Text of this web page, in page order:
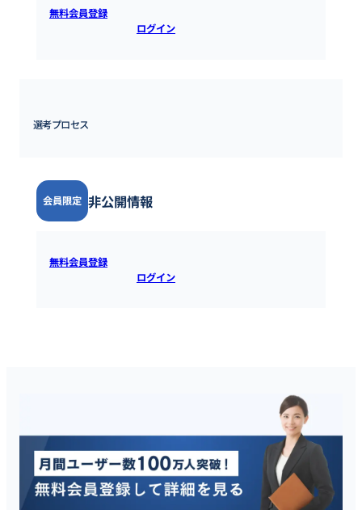
無料会員登録すると全ての情報を確認できます。既にアカウ
ログインするとご覧いただけます。
選考プロセス
会員限定 非公開情報
無料会員登録すると全ての情報を確認できます。既にアカウ
ログインするとご覧いただけます。